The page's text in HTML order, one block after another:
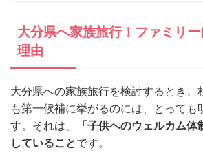
大分県へ家族旅行！ファミリ
理由
大分県への家族旅行を検討するとき、
も第一候補に挙がるのには、とっても
す。それは、
「子供へのウェルカム
していることです。